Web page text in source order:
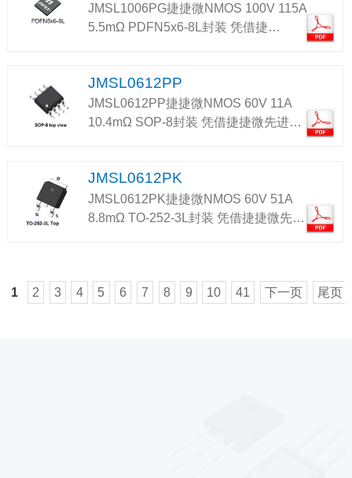
JMSL1006PG捷捷微NMOS 100V 115A
5.5mΩ PDFN5x6-8L封装 凭借捷…
JMSL0612PP
JMSL0612PP捷捷微NMOS 60V 11A
10.4mΩ SOP-8封装 凭借捷捷微先进…
JMSL0612PK
JMSL0612PK捷捷微NMOS 60V 51A
8.8mΩ TO-252-3L封装 凭借捷捷微先…
1 2 3 4 5 6 7 8 9 10 41 下一页 尾页